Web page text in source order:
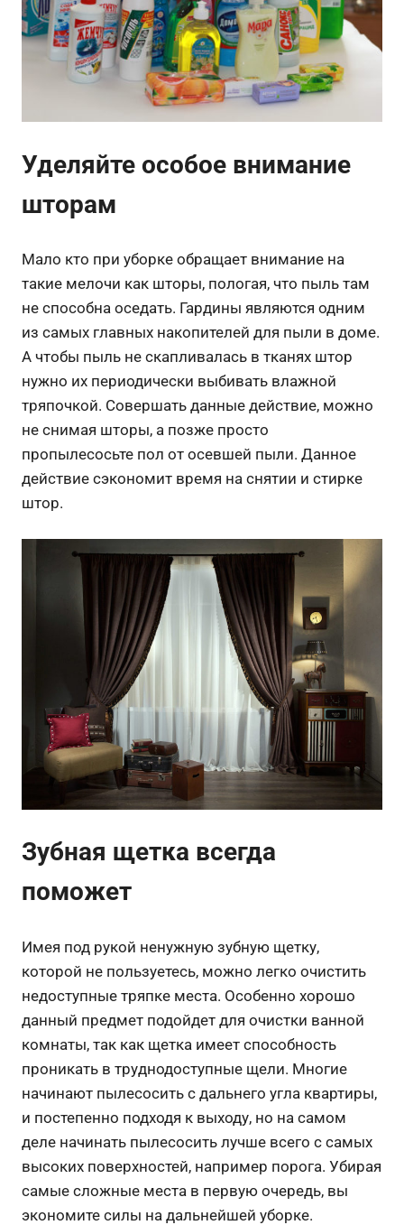
Уделяйте особое внимание
шторам
Мало кто при уборке обращает внимание на
такие мелочи как шторы, пологая, что пыль там
не способна оседать. Гардины являются одним
из самых главных накопителей для пыли в доме.
А чтобы пыль не скапливалась в тканях штор
нужно их периодически выбивать влажной
тряпочкой. Совершать данные действие, можно
не снимая шторы, а позже просто
пропылесосьте пол от осевшей пыли. Данное
действие сэкономит время на снятии и стирке
штор.
Зубная щетка всегда
поможет
Имея под рукой ненужную зубную щетку,
которой не пользуетесь, можно легко очистить
недоступные тряпке места. Особенно хорошо
данный предмет подойдет для очистки ванной
комнаты, так как щетка имеет способность
проникать в труднодоступные щели. Многие
начинают пылесосить с дальнего угла квартиры,
и постепенно подходя к выходу, но на самом
деле начинать пылесосить лучше всего с самых
высоких поверхностей, например порога. Убирая
самые сложные места в первую очередь, вы
экономите силы на дальнейшей уборке.